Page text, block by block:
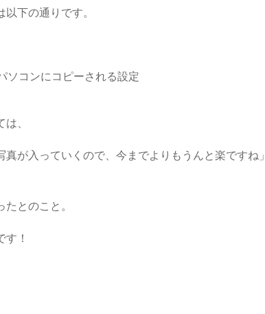
下の通りです。
ソコンにコピーされる設定
、
真が入っていくので、今までよりもうんと楽ですね」
とのこと。
！